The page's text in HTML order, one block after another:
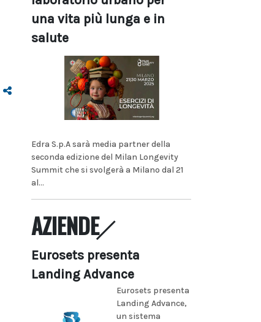
una vita più lunga e in
salute
Edra S.p.A sarà media partner della
seconda edizione del Milan Longevity
Summit che si svolgerà a Milano dal 21
al...
AZIENDE
Eurosets presenta
Landing Advance
Eurosets presenta
Landing Advance,
un sistema